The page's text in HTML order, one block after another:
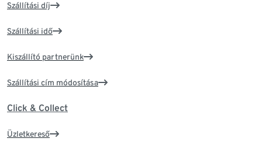
Szállítási díj
Szállítási idő
Kiszállító partnerünk
Szállítási cím módosítása
Click & Collect
Üzletkereső